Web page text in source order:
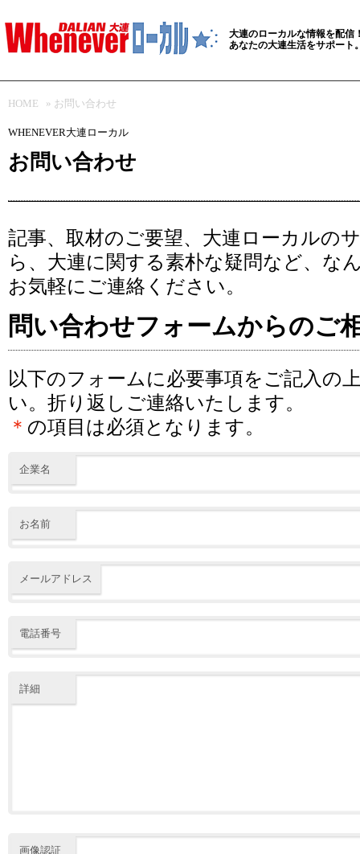
大連のローカルな情報を配信
あなたの大連生活をサポート
HOME » お問い合わせ
WHENEVER大連ローカル
お問い合わせ
記事、取材のご要望、大連ローカルの
ら、大連に関する素朴な疑問など、な
お気軽にご連絡ください。
問い合わせフォームからのご
以下のフォームに必要事項をご記入の
い。折り返しご連絡いたします。
＊ の項目は必須となります。
企業名
お名前
メールアドレス
電話番号
詳細
画像認証